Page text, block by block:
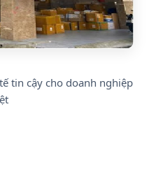
tin cậy cho doanh nghiệp